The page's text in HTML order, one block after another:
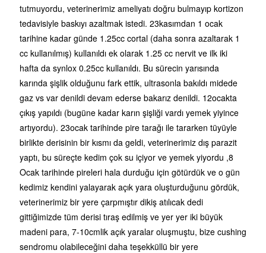
tutmuyordu, veterinerimiz ameliyatı doğru bulmayıp kortizon
tedavisiyle baskıyı azaltmak istedi. 23kasımdan 1 ocak
tarihine kadar günde 1.25cc cortal (daha sonra azaltarak 1
cc kullanılmış) kullanıldı ek olarak 1.25 cc nervit ve ilk iki
hafta da synlox 0.25cc kullanıldı. Bu sürecin yarısında
karında şişlik olduğunu fark ettik, ultrasonla bakıldı midede
gaz vs var denildi devam ederse bakarız denildi. 12ocakta
çıkış yapıldı (bugüne kadar karın şişliği vardı yemek yiyince
artıyordu). 23ocak tarihinde pire tarağı ile tararken tüyüyle
birlikte derisinin bir kısmı da geldi, veterinerimiz dış parazit
yaptı, bu süreçte kedim çok su içiyor ve yemek yiyordu ,8
Ocak tarihinde pireleri hala durduğu için götürdük ve o gün
kedimiz kendini yalayarak açık yara oluşturduğunu gördük,
veterinerimiz bir yere çarpmıştır dikiş atılıcak dedi
gittiğimizde tüm derisi tıraş edilmiş ve yer yer iki büyük
madeni para, 7-10cmlik açık yaralar oluşmuştu, bize cushing
sendromu olabileceğini daha teşekküllü bir yere